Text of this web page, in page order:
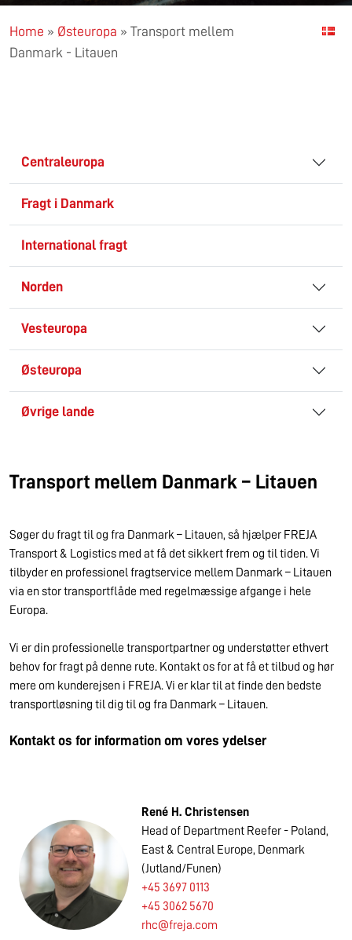
Home » Østeuropa » Transport mellem
Danmark - Litauen
Centraleuropa
Fragt i Danmark
International fragt
Norden
Vesteuropa
Østeuropa
Øvrige lande
Transport mellem Danmark – Litauen
Søger du fragt til og fra Danmark – Litauen, så hjælper FREJA
Transport & Logistics med at få det sikkert frem og til tiden. Vi
tilbyder en professionel fragtservice mellem Danmark – Litauen
via en stor transportflåde med regelmæssige afgange i hele
Europa.
Vi er din professionelle transportpartner og understøtter ethvert
behov for fragt på denne rute. Kontakt os for at få et tilbud og hør
mere om kunderejsen i FREJA. Vi er klar til at finde den bedste
transportløsning til dig til og fra Danmark – Litauen.
Kontakt os for information om vores ydelser
René H. Christensen
Head of Department Reefer - Poland,
East & Central Europe, Denmark
(Jutland/Funen)
+45 3697 0113
+45 3062 5670
rhc@freja.com